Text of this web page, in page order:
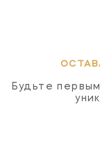
Будьте